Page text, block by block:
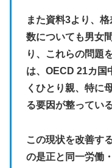
また資料3より、
数についても男女
り、これらの問題
は、OECD 21カ国
くひとり親、特に
る要因が整ってい
この現状を改善す
の是正と同一労働